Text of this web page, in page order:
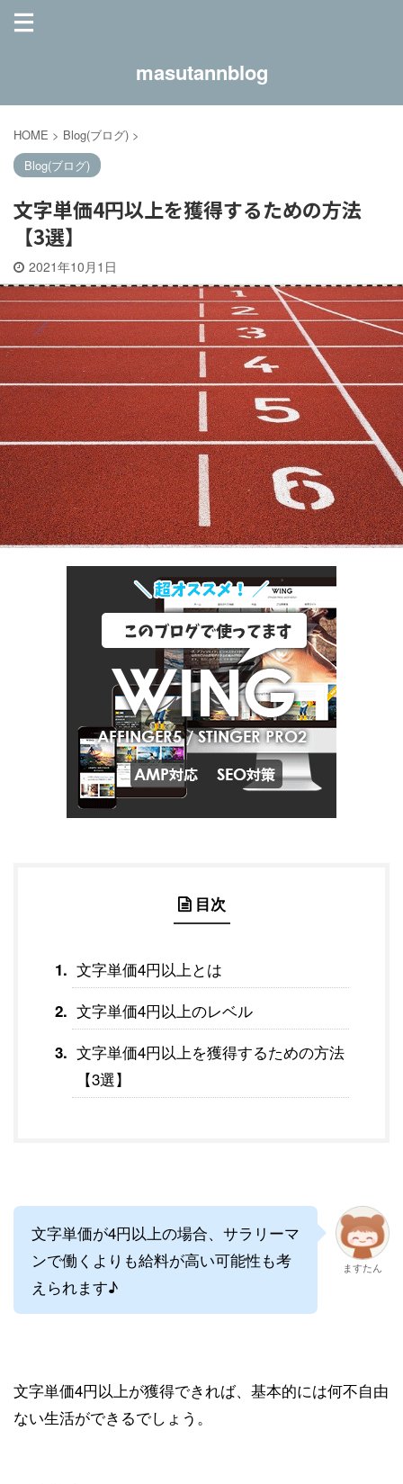
masutannblog
HOME > Blog(ブログ) >
Blog(ブログ)
文字単価4円以上を獲得するための方法
【3選】
2021年10月1日
目次
文字単価4円以上とは
文字単価4円以上のレベル
文字単価4円以上を獲得するための方法
【3選】
文字単価が4円以上の場合、サラリーマ
ンで働くよりも給料が高い可能性も考
えられます♪
ますたん
文字単価4円以上が獲得できれば、基本的には何不自由
ない生活ができるでしょう。